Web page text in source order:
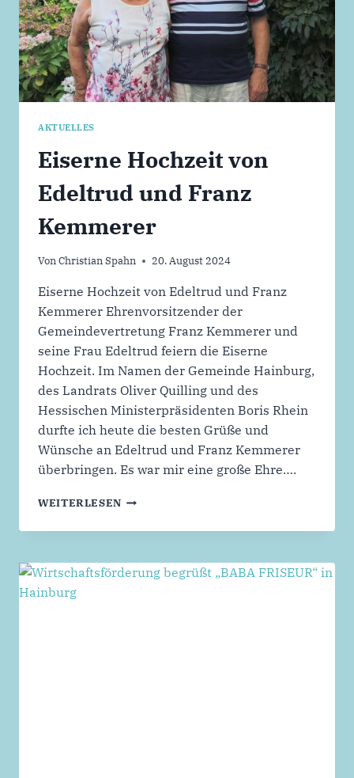
AKTUELLES
Eiserne Hochzeit von
Edeltrud und Franz
Kemmerer
VonChristian Spahn 20. August 2024
Eiserne Hochzeit von Edeltrud und Franz
Kemmerer Ehrenvorsitzender der
Gemeindevertretung Franz Kemmerer und
seine Frau Edeltrud feiern die Eiserne
Hochzeit. Im Namen der Gemeinde Hainburg,
des Landrats Oliver Quilling und des
Hessischen Ministerpräsidenten Boris Rhein
durfte ich heute die besten Grüße und
Wünsche an Edeltrud und Franz Kemmerer
überbringen. Es war mir eine große Ehre….
WEITERLESEN EISERNE
VON
UND
FRANZ